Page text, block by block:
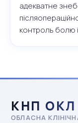
адекватне
контроль болю
КНП ОКЛ
ОБЛАСНА